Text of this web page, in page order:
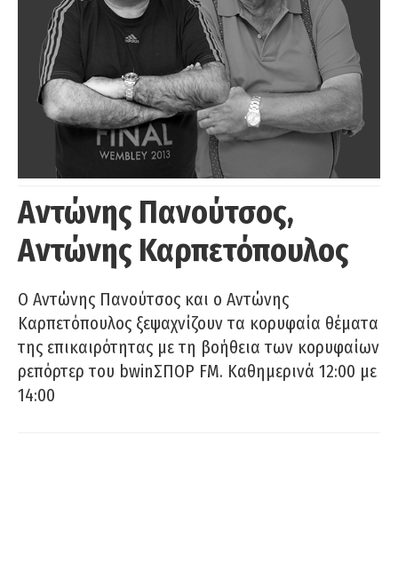
Αντώνης Πανούτσος,
Αντώνης Καρπετόπουλος
Ο Αντώνης Πανούτσος και ο Αντώνης
Καρπετόπουλος ξεψαχνίζουν τα κορυφαία θέματα
της επικαιρότητας με τη βοήθεια των κορυφαίων
ρεπόρτερ του bwinΣΠΟΡ FM. Καθημερινά 12:00 με
14:00